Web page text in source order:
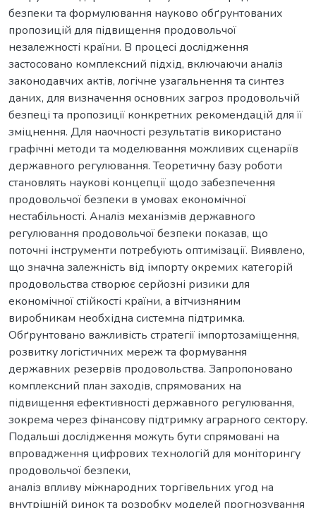
безпеки та формулювання науково обґрунтованих
пропозицій для підвищення продовольчої
незалежності країни. В процесі дослідження
застосовано комплексний підхід, включаючи аналіз
законодавчих актів, логічне узагальнення та синтез
даних, для визначення основних загроз продовольчій
безпеці та пропозиції конкретних рекомендацій для її
зміцнення. Для наочності результатів використано
графічні методи та моделювання можливих сценаріїв
державного регулювання. Теоретичну базу роботи
становлять наукові концепції щодо забезпечення
продовольчої безпеки в умовах економічної
нестабільності. Аналіз механізмів державного
регулювання продовольчої безпеки показав, що
поточні інструменти потребують оптимізації. Виявлено,
що значна залежність від імпорту окремих категорій
продовольства створює серйозні ризики для
економічної стійкості країни, а вітчизняним
виробникам необхідна системна підтримка.
Обґрунтовано важливість стратегії імпортозаміщення,
розвитку логістичних мереж та формування
державних резервів продовольства. Запропоновано
комплексний план заходів, спрямованих на
підвищення ефективності державного регулювання,
зокрема через фінансову підтримку аграрного сектору.
Подальші дослідження можуть бути спрямовані на
впровадження цифрових технологій для моніторингу
продовольчої безпеки,
аналіз впливу міжнародних торгівельних угод на
внутрішній ринок та розробку моделей прогнозування